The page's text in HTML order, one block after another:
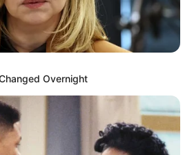
Overnight